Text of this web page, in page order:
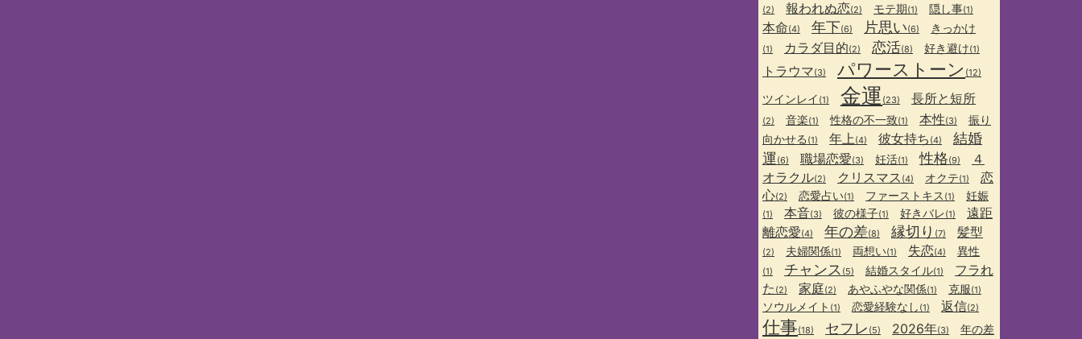
(2) 報われぬ恋(2) モテ期(1) 隠し事(1)
本命(4) 年下(6) 片思い(6) きっかけ
(1) カラダ目的(2) 恋活(8) 好き避け(1)
トラウマ(3) パワーストーン (12)
ツインレイ (1) 金運 (23) 長所と短所
(2) 音楽(1) 性格の不一致(1) 本性(3)
振り
向かせる (1) 年上(4) 彼女持ち (4)
結婚
運(6) 職場恋愛(3) 妊活(1) 性格(9)
４
オラクル(2) クリスマス (4) オクテ(1)
恋
心(2) 恋愛占い(1) ファーストキス (1) 妊娠
(1) 本音(3) 彼の様子(1) 好きバレ(1)
遠距
離恋愛(4) 年の差(8) 縁切り (7) 髪型
(2) 夫婦関係(1) 両想い(1) 失恋(4) 異性
(1) チャンス (5) 結婚スタイル(1)
フラれ
た (2) 家庭(2) あやふやな関係(1) 克服(1)
ソウルメイト (1) 恋愛経験なし (1) 返信(2)
仕事(18) セフレ (5) 2026年(3)
年の差